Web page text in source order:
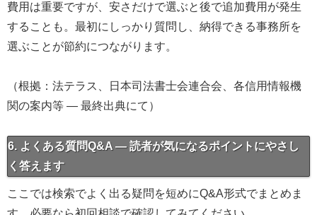
費用は重要ですが、安さだけで選ぶと後で追加費用が発生
することも。最初にしっかり質問し、納得できる事務所を
選ぶことが節約につながります。
（根拠：法テラス、日本司法書士会連合会、各信用情報機
関の案内等 — 最終出典にて）
6. よくある質問Q&A — 読者が気になるポイントにやさし
く答えます
ここでは検索でよく出る疑問を短めにQ&A形式でまとめま